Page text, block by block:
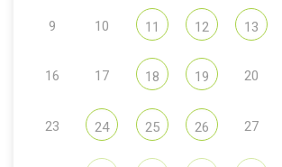
9 10 11 12 13
16 17 18 19 20
23 24 25 26 27